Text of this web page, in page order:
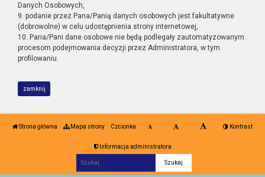
Danych Osobowych,
9. podanie przez Pana/Panią danych osobowych jest fakultatywne
(dobrowolne) w celu udostępnienia strony internetowej,
10. Pana/Pani dane osobowe nie będą podlegały zautomatyzowanym
procesom podejmowania decyzji przez Administratora, w tym
profilowaniu.
zamknij
Strona główna Mapa strony Czcionka Kontrast
Informacja administratora